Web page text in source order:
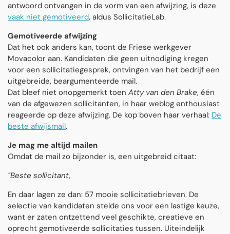
antwoord ontvangen in de vorm van een afwijzing, is deze
vaak niet gemotiveerd, aldus SollicitatieLab.
Gemotiveerde afwijzing
Dat het ook anders kan, toont de Friese werkgever
Movacolor aan. Kandidaten die geen uitnodiging kregen
voor een sollicitatiegesprek, ontvingen van het bedrijf een
uitgebreide, beargumenteerde mail.
Dat bleef niet onopgemerkt toen Atty van den Brake, één
van de afgewezen sollicitanten, in haar weblog enthousiast
reageerde op deze afwijzing. De kop boven haar verhaal: De
beste afwijsmail.
Je mag me altijd mailen
Omdat de mail zo bijzonder is, een uitgebreid citaat:
"Beste sollicitant,
En daar lagen ze dan: 57 mooie sollicitatiebrieven. De
selectie van kandidaten stelde ons voor een lastige keuze,
want er zaten ontzettend veel geschikte, creatieve en
oprecht gemotiveerde sollicitaties tussen. Uiteindelijk